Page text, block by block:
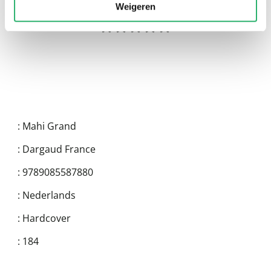
Weigeren
: Mahi Grand
: Dargaud France
: 9789085587880
: Nederlands
: Hardcover
: 184